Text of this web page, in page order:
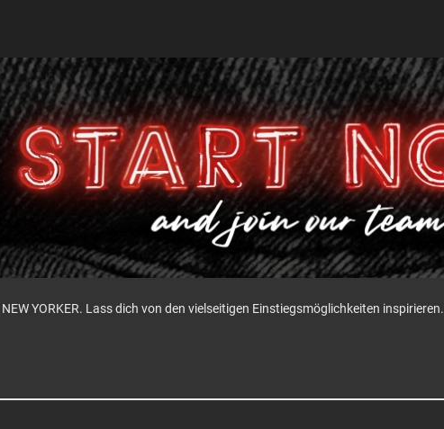
YORKER. Lass dich von den vielseitigen Einstiegsmöglichkeiten